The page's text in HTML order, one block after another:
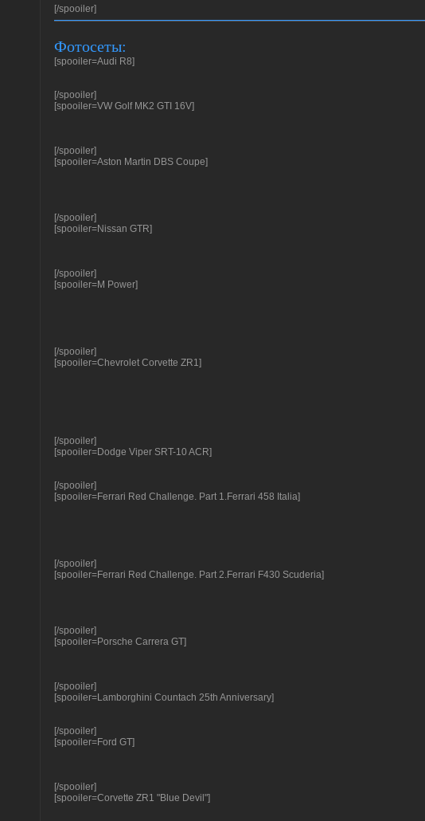
[/spooiler]
Фотосеты:
[spooiler=Audi R8]
[/spooiler]
[spooiler=VW Golf MK2 GTI 16V]
[/spooiler]
[spooiler=Aston Martin DBS Coupe]
[/spooiler]
[spooiler=Nissan GTR]
[/spooiler]
[spooiler=M Power]
[/spooiler]
[spooiler=Chevrolet Corvette ZR1]
[/spooiler]
[spooiler=Dodge Viper SRT-10 ACR]
[/spooiler]
[spooiler=Ferrari Red Challenge. Part 1.Ferrari 458 Italia]
[/spooiler]
[spooiler=Ferrari Red Challenge. Part 2.Ferrari F430 Scuderia]
[/spooiler]
[spooiler=Porsche Carrera GT]
[/spooiler]
[spooiler=Lamborghini Countach 25th Anniversary]
[/spooiler]
[spooiler=Ford GT]
[/spooiler]
[spooiler=Corvette ZR1 "Blue Devil"]